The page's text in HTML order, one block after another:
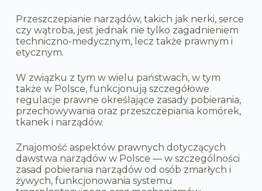
Przeszczepianie narządów, takich jak nerki, serce
czy wątroba, jest jednak nie tylko zagadnieniem
techniczno-medycznym, lecz także prawnym i
etycznym.
W związku z tym w wielu państwach, w tym
także w Polsce, funkcjonują szczegółowe
regulacje prawne określające zasady pobierania,
przechowywania oraz przeszczepiania komórek,
tkanek i narządów.
Znajomość aspektów prawnych dotyczących
dawstwa narządów w Polsce — w szczególności
zasad pobierania narządów od osób zmarłych i
żywych, funkcjonowania systemu